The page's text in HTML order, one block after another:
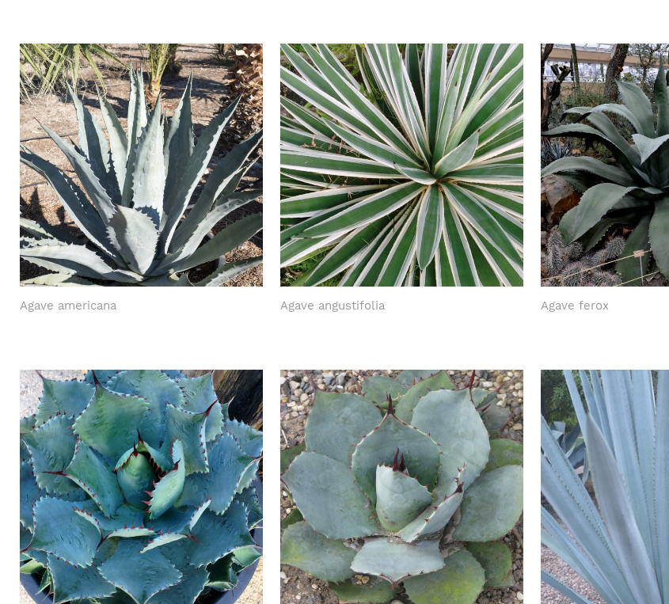
Agave americana Agave angustifolia Agave ferox